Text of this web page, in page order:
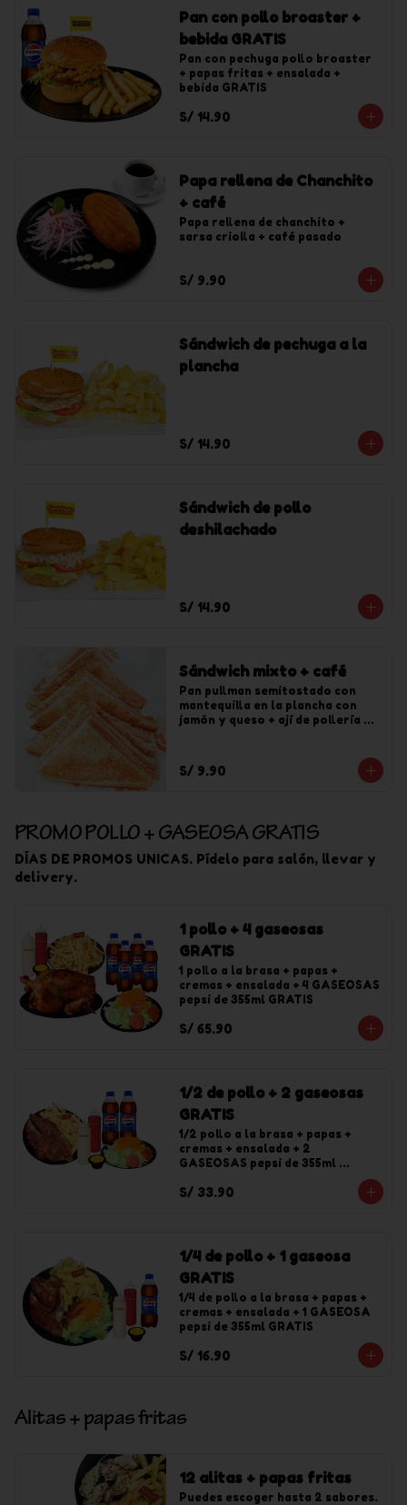
Pan con pollo broaster +
bebida GRATIS
Pan con pechuga pollo broaster
+ papas fritas + ensalada +
bebida GRATIS
S/ 14.90
Papa rellena de Chanchito
+ café
Papa rellena de chanchito +
sarsa criolla + café pasado
S/ 9.90
Sándwich de pechuga a la
plancha
S/ 14.90
Sándwich de pollo
deshilachado
S/ 14.90
Sándwich mixto + café
Pan pullman semitostado con
mantequilla en la plancha con
jamón y queso + ají de pollería +
S/ 9.90
PROMO POLLO + GASEOSA GRATIS
DÍAS DE PROMOS UNICAS. Pídelo para salón, llevar y
delivery.
1 pollo + 4 gaseosas
GRATIS
1 pollo a la brasa + papas +
cremas + ensalada + 4 GASEOSAS
pepsi de 355ml GRATIS
S/ 65.90
1/2 de pollo + 2 gaseosas
GRATIS
1/2 pollo a la brasa + papas +
cremas + ensalada + 2
GASEOSAS pepsi de 355ml
S/ 33.90
1/4 de pollo + 1 gaseosa
GRATIS
1/4 de pollo a la brasa + papas +
cremas + ensalada + 1 GASEOSA
pepsi de 355ml GRATIS
S/ 16.90
Alitas + papas fritas
12 alitas + papas fritas
Puedes escoger hasta 2 sabores.